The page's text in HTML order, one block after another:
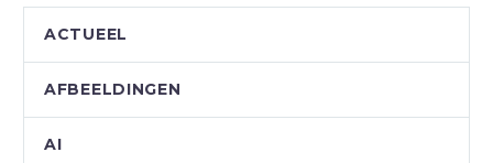
ACTUEEL
AFBEELDINGEN
AI